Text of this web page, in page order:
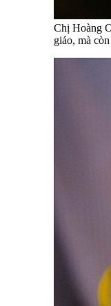
Chị Hoàng
giáo, mà